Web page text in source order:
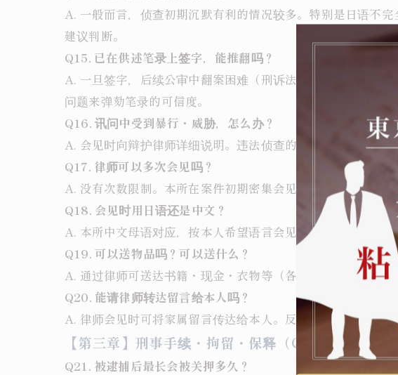
A. 一般而言，侦查初期沉默有利的情况较多。特别是日语不
建议判断。
Q15. 已在供述笔录上签字，能推翻吗？
A. 一旦签字，后续公审中翻案困难（刑诉法321条1项2号规
问题来弹劾笔录的可信度。
Q16. 讯问中受到暴行・威胁，怎么办？
A. 会见时向辩护律师详细说明。违法侦查的主张在公审中是
Q17. 律师可以多次会见吗？
A. 没有次数限制。本所在案件初期密集会见，之后视需要频繁
Q18. 会见时用日语还是中文？
A. 本所中文母语对应，按本人希望语言会见。中文・日语・
Q19. 可以送物品吗？可以送什么？
A. 通过律师可送达书籍・现金・衣物等（各警察署有具体规
Q20. 能请律师转达留言给本人吗？
A. 律师会见时可将家属留言传达给本人。反之，本人给家属的
【第三章】刑事手续・拘留・保释（Q21〜Q30）
Q21. 被逮捕后最长会被关押多久？